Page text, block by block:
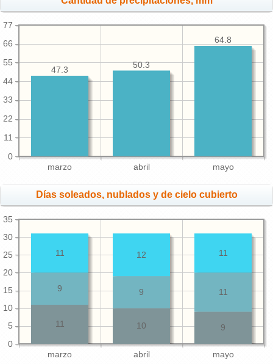
marzo abril mayo
0
11
22
33
44
55
66
77
64.8
50.3
47.3
Días soleados, nublados y de cielo cubierto
marzo abril mayo
0
5
10
15
20
25
30
35
9
10
11
11
9
9
11
12
11